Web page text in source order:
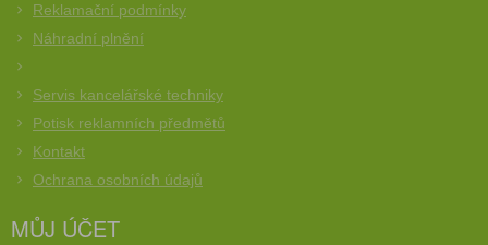
Reklamační podmínky
Náhradní plnění
Servis kancelářské techniky
Potisk reklamních předmětů
Kontakt
Ochrana osobních údajů
MŮJ ÚČET